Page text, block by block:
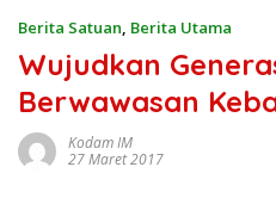
Berita Satuan, Berita Utama
Wujudkan
Berwawasan
Kodam IM
27 Maret 2017